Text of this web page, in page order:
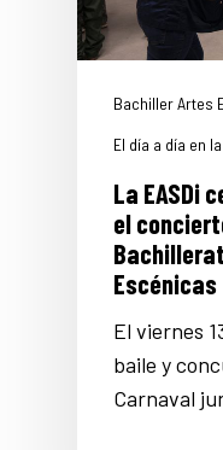
Bachiller Artes
El día a día en la
La EASDi
el
Escénicas
El viernes
baile y
Carnaval